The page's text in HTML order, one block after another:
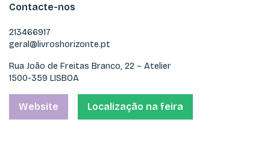
Contacte-nos
213466917
geral@livroshorizonte.pt
Rua João de Freitas Branco, 22 – Atelier
1500-359 LISBOA
Website Localização na feira